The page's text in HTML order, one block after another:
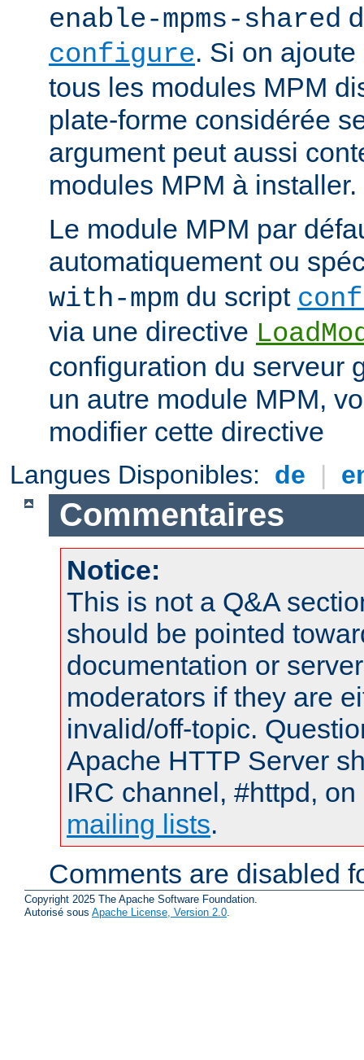
enable-mpms-shared
configure. Si on
tous les modules MPM
plate-forme considérée
argument peut aussi
modules MPM à installer.
Le module MPM par
automatiquement ou
with-mpm du script
via une directive
configuration du serveur
un autre module MPM,
modifier cette directive
Langues Disponibles: de |
Commentaires
Notice:
This is not a Q&A
should be pointed
documentation or
moderators if they are
invalid/off-topic.
Apache HTTP Server
IRC channel, #httpd,
mailing lists.
Comments are disabled
Copyright 2025 The Apache Software Foundation.
Autorisé sous Apache License, Version 2.0